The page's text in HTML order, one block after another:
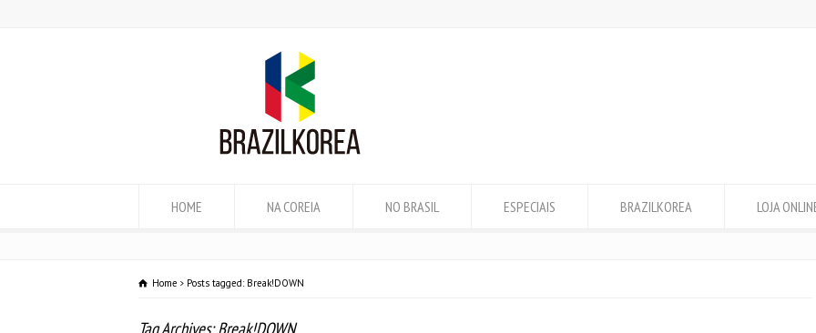
HOME NA COREIA NO BRASIL ESPECIAIS BRAZILKOREA LOJA
Home Posts tagged: Break!DOWN
Tag Archives: Break!DOWN